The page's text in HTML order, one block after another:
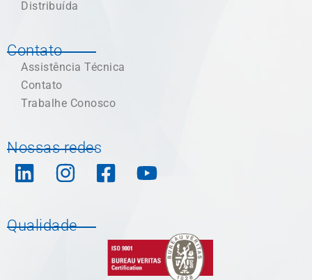
Distribuída
Contato
Assistência Técnica
Contato
Trabalhe Conosco
Nossas redes
Qualidade